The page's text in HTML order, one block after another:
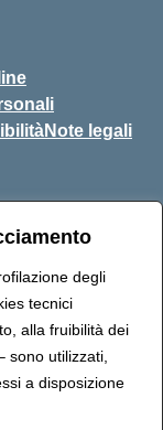
degli
tecnici
alla fruibilità dei
sono utilizzati,
a disposizione
Note legali